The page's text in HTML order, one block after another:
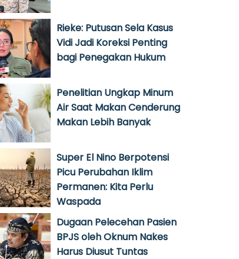
Rieke: Putusan Sela Kasus
Vidi Jadi Koreksi Penting
bagi Penegakan Hukum
Penelitian Ungkap Minum
Air Saat Makan Cenderung
Makan Lebih Banyak
Super El Nino Berpotensi
Picu Perubahan Iklim
Permanen: Kita Perlu
Waspada
Dugaan Pelecehan Pasien
BPJS oleh Oknum Nakes
Harus Diusut Tuntas